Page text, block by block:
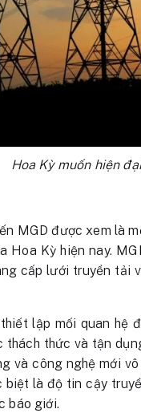
Hoa Kỳ muốn hiện
MGD được xem là
Hoa Kỳ hiện nay.
cấp lưới truyền tải
lập mối quan
thức và tận
và công nghệ mới
là độ tin cậy
báo giới.